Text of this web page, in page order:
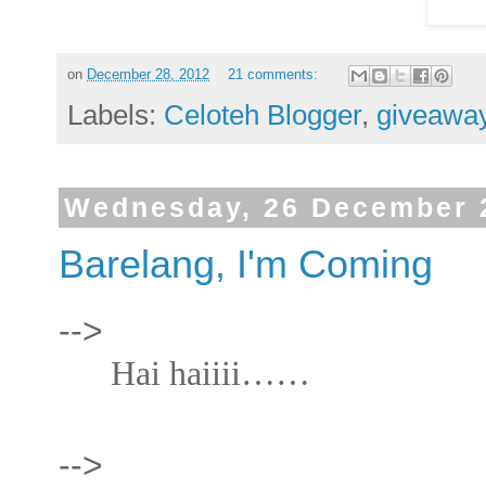
on December 28, 2012 21 comments:
Labels: Celoteh Blogger,
Wednesday, 26 December
Barelang, I'm Coming
-->
Hai haiiii……
-->